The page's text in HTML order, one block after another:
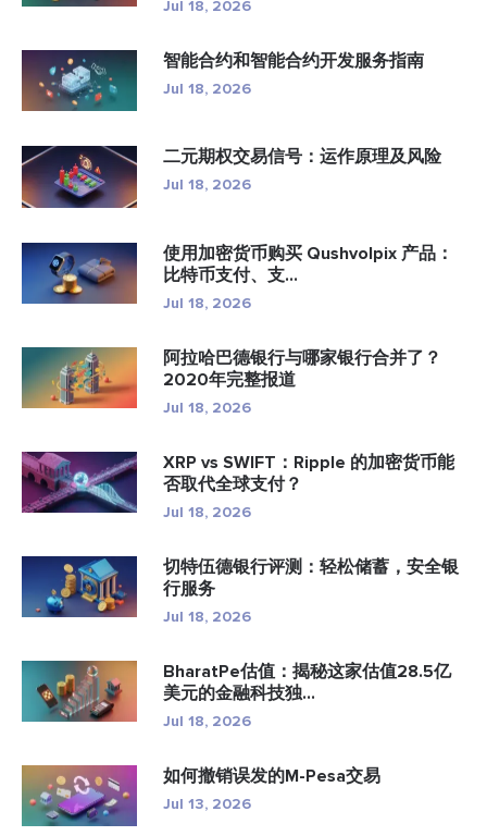
Jul 18, 2026
智能合约和智能合约开发服务指南
Jul 18, 2026
二元期权交易信号：运作原理及风险
Jul 18, 2026
使用加密货币购买 Qushvolpix 产品：
比特币支付、支...
Jul 18, 2026
阿拉哈巴德银行与哪家银行合并了？
2020年完整报道
Jul 18, 2026
XRP vs SWIFT：Ripple 的加密货币能
否取代全球支付？
Jul 18, 2026
切特伍德银行评测：轻松储蓄，安全银
行服务
Jul 18, 2026
BharatPe估值：揭秘这家估值28.5亿
美元的金融科技独...
Jul 18, 2026
如何撤销误发的M-Pesa交易
Jul 13, 2026